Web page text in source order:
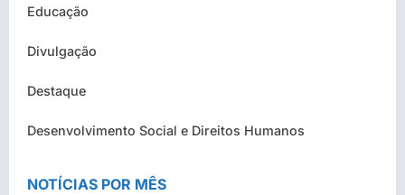
Educação
Divulgação
Destaque
Desenvolvimento Social e Direitos Humanos
NOTÍCIAS POR MÊS